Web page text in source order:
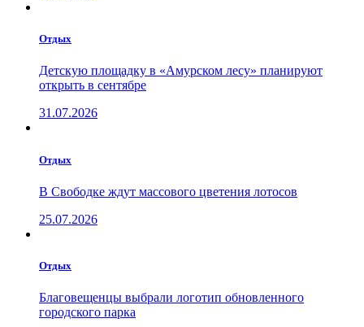
Отдых
Детскую площадку в «Амурском лесу» планируют
открыть в сентябре
31.07.2026
Отдых
В Свободке ждут массового цветения лотосов
25.07.2026
Отдых
Благовещенцы выбрали логотип обновленного
городского парка